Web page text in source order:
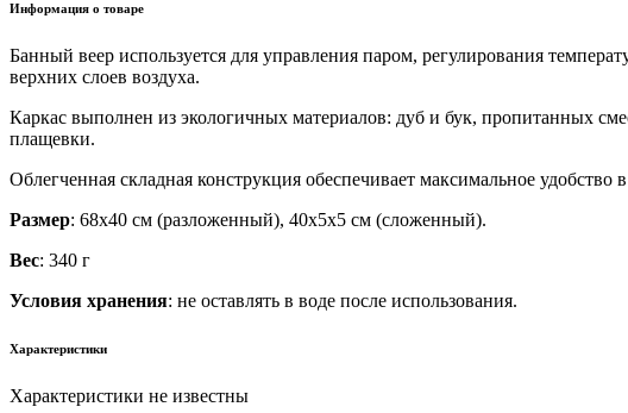
Информация о товаре
Банный веер используется для управления паром, регулирования
верхних слоев воздуха.
Каркас выполнен из экологичных материалов: дуб и бук, пропитанных
плащевки.
Облегченная складная конструкция обеспечивает максимальное
Размер: 68х40 см (разложенный), 40х5х5 см (сложенный).
Вес: 340 г
Условия хранения: не оставлять в воде после использования.
Характеристики
Характеристики не известны